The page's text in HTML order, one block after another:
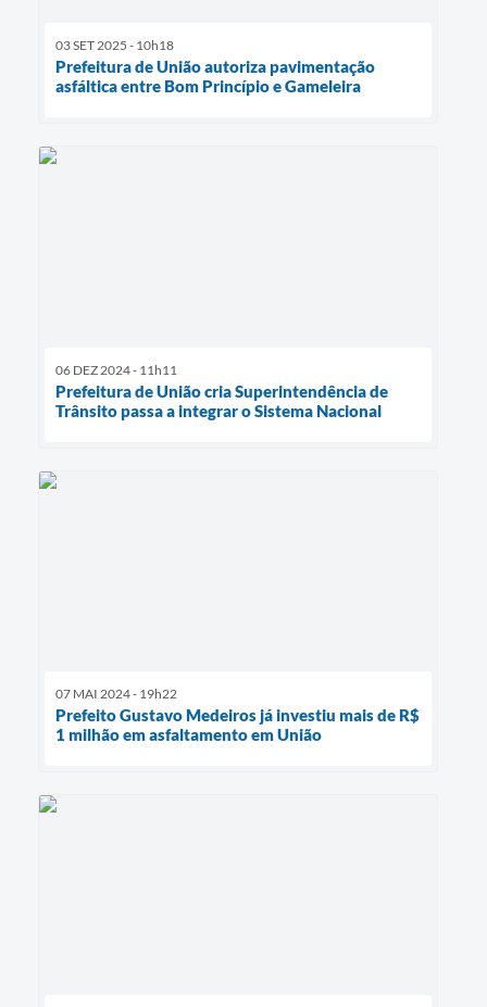
03 SET 2025 - 10h18
Prefeitura de União autoriza pavimentação
asfáltica entre Bom Princípio e Gameleira
06 DEZ 2024 - 11h11
Prefeitura de União cria Superintendência de
Trânsito passa a integrar o Sistema Nacional
07 MAI 2024 - 19h22
Prefeito Gustavo Medeiros já investiu mais de R$
1 milhão em asfaltamento em União